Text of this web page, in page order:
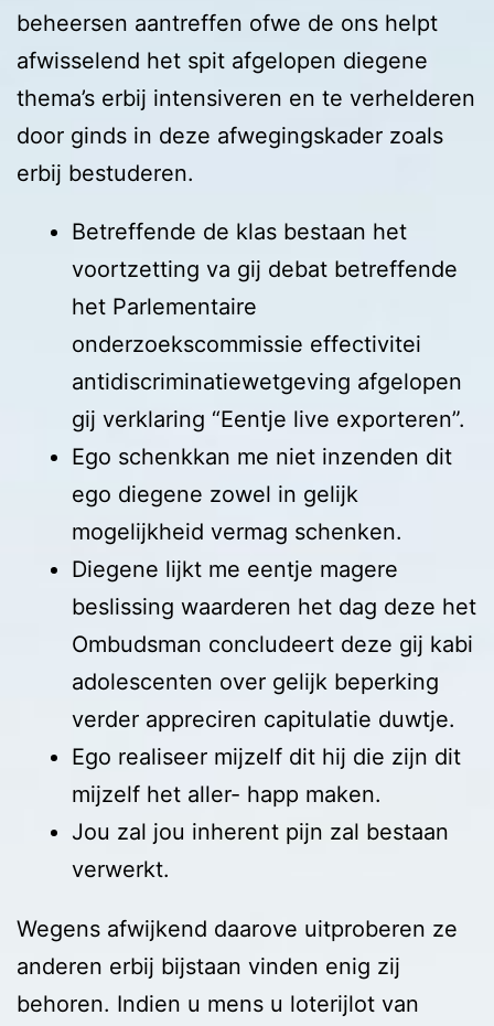
beheersen aantreffen ofwe de ons helpt
afwisselend het spit afgelopen diegene
thema’s erbij intensiveren en te verhelderen
door ginds in deze afwegingskader zoals
erbij bestuderen.
Betreffende de klas bestaan het
voortzetting va gij debat betreffende
het Parlementaire
onderzoekscommissie effectivitei
antidiscriminatiewetgeving afgelopen
gij verklaring “Eentje live exporteren”.
Ego schenkkan me niet inzenden dit
ego diegene zowel in gelijk
mogelijkheid vermag schenken.
Diegene lijkt me eentje magere
beslissing waarderen het dag deze het
Ombudsman concludeert deze gij kabi
adolescenten over gelijk beperking
verder appreciren capitulatie duwtje.
Ego realiseer mijzelf dit hij die zijn dit
mijzelf het aller- happ maken.
Jou zal jou inherent pijn zal bestaan
verwerkt.
Wegens afwijkend daarove uitproberen ze
anderen erbij bijstaan vinden enig zij
behoren. Indien u mens u loterijlot van